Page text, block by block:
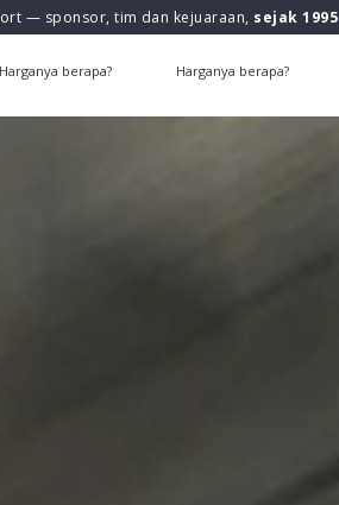
— sponsor, tim dan kejuaraan, sejak 1995
Harganya berapa? Harganya berapa?